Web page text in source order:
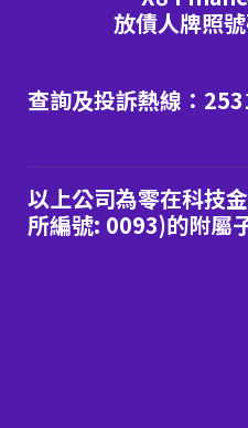
放債人牌照
查詢及投訴熱線：
以上公司為零在科技
所編號: 0093)的附屬